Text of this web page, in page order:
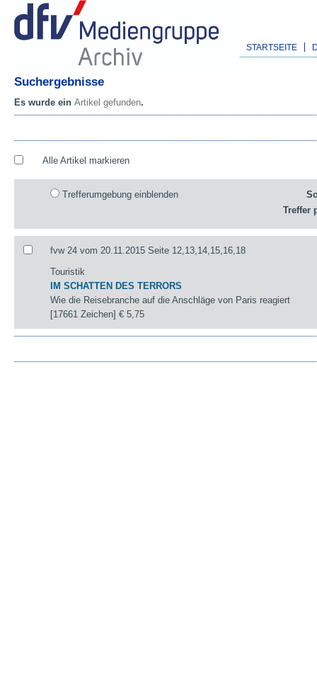
STARTSEITE
Suchergebnisse
Es wurde ein Artikel gefunden.
Alle Artikel markieren
Trefferumgebung einblenden
Treffer
fvw 24 vom 20.11.2015 Seite 12,13,14,15,16,18
Touristik
IM SCHATTEN DES TERRORS
Wie die Reisebranche auf die Anschläge von Paris reagiert
[17661 Zeichen]€ 5,75